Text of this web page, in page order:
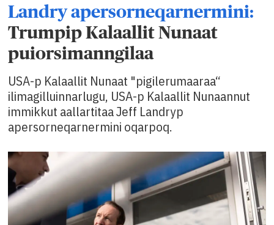
Landry apersorneqarnermini:
Trumpip Kalaallit Nunaat
puiorsimanngilaa
USA-p Kalaallit Nunaat "pigilerumaaraa“
ilimagilluinnarlugu, USA-p Kalaallit Nunaannut
immikkut aallartitaa Jeff Landryp
apersorneqarnermini oqarpoq.